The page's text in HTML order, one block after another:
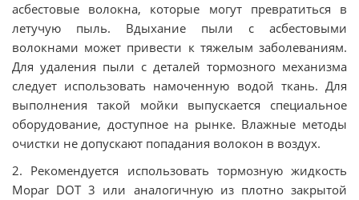
асбестовые волокна, которые могут превратиться в
летучую пыль. Вдыхание пыли с асбестовыми
волокнами может привести к тяжелым заболеваниям.
Для удаления пыли с деталей тормозного механизма
следует использовать намоченную водой ткань. Для
выполнения такой мойки выпускается специальное
оборудование, доступное на рынке. Влажные методы
очистки не допускают попадания волокон в воздух.
2. Рекомендуется использовать тормозную жидкость
Mopar DOT 3 или аналогичную из плотно закрытой